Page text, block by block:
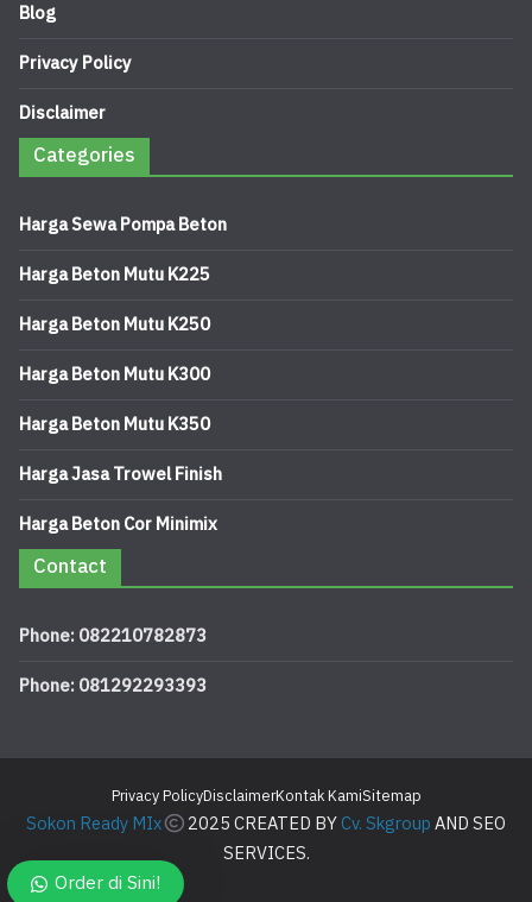
Blog
Privacy Policy
Disclaimer
Categories
Harga Sewa Pompa Beton
Harga Beton Mutu K225
Harga Beton Mutu K250
Harga Beton Mutu K300
Harga Beton Mutu K350
Harga Jasa Trowel Finish
Harga Beton Cor Minimix
Contact
Phone: 082210782873
Phone: 081292293393
Privacy PolicyDisclaimerKontak KamiSitemap
Sokon Ready MIx 2025 CREATED BYCv. SkgroupAND SEO
SERVICES.
Order di Sini!